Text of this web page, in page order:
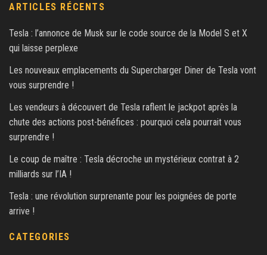
ARTICLES RÉCENTS
Tesla : l’annonce de Musk sur le code source de la Model S et X
qui laisse perplexe
Les nouveaux emplacements du Supercharger Diner de Tesla vont
vous surprendre !
Les vendeurs à découvert de Tesla raflent le jackpot après la
chute des actions post-bénéfices : pourquoi cela pourrait vous
surprendre !
Le coup de maître : Tesla décroche un mystérieux contrat à 2
milliards sur l’IA !
Tesla : une révolution surprenante pour les poignées de porte
arrive !
CATEGORIES